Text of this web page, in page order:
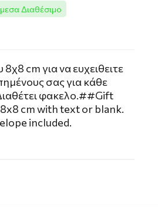
Διαθέσιμο
cm για να ευχειθειτε
σας για κάθε
φακελο.##Gift
cm with text or blank.
included.